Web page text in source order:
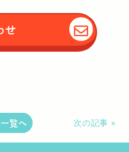
せ
覧へ 次の記事 »